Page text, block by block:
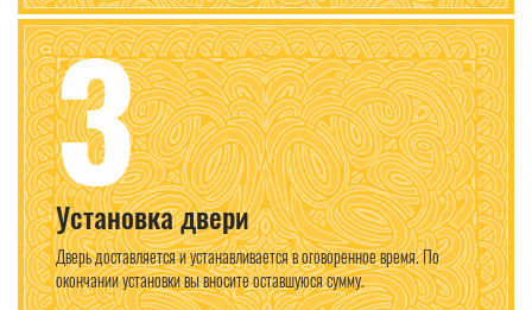
3
Установка двери
Дверь доставляется и устанавливается в оговоренное время. По
окончании установки вы вносите оставшуюся сумму.